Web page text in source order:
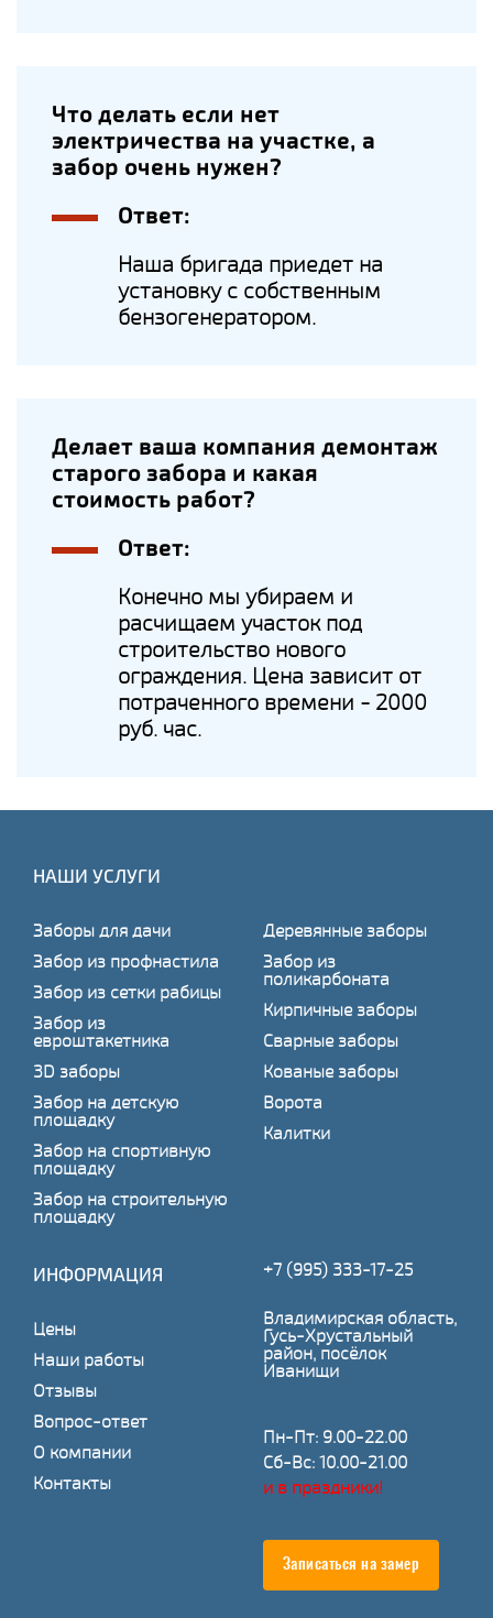
Что делать если нет
электричества на участке, а
забор очень нужен?
Ответ:
Наша бригада приедет на
установку с собственным
бензогенератором.
Делает ваша компания демонтаж
старого забора и какая
стоимость работ?
Ответ:
Конечно мы убираем и
расчищаем участок под
строительство нового
ограждения. Цена зависит от
потраченного времени - 2000
руб. час.
НАШИ УСЛУГИ
Заборы для дачи
Забор из профнастила
Забор из сетки рабицы
Забор из
евроштакетника
3D заборы
Забор на детскую
площадку
Забор на спортивную
площадку
Забор на строительную
площадку
Деревянные заборы
Забор из
поликарбоната
Кирпичные заборы
Сварные заборы
Кованые заборы
Ворота
Калитки
ИНФОРМАЦИЯ
Цены
Наши работы
Отзывы
Вопрос-ответ
О компании
Контакты
+7 (995) 333-17-25
Владимирская область,
Гусь-Хрустальный
район, посёлок
Иванищи
Пн-Пт: 9.00-22.00
Сб-Вс: 10.00-21.00
и в праздники!
Записаться на замер